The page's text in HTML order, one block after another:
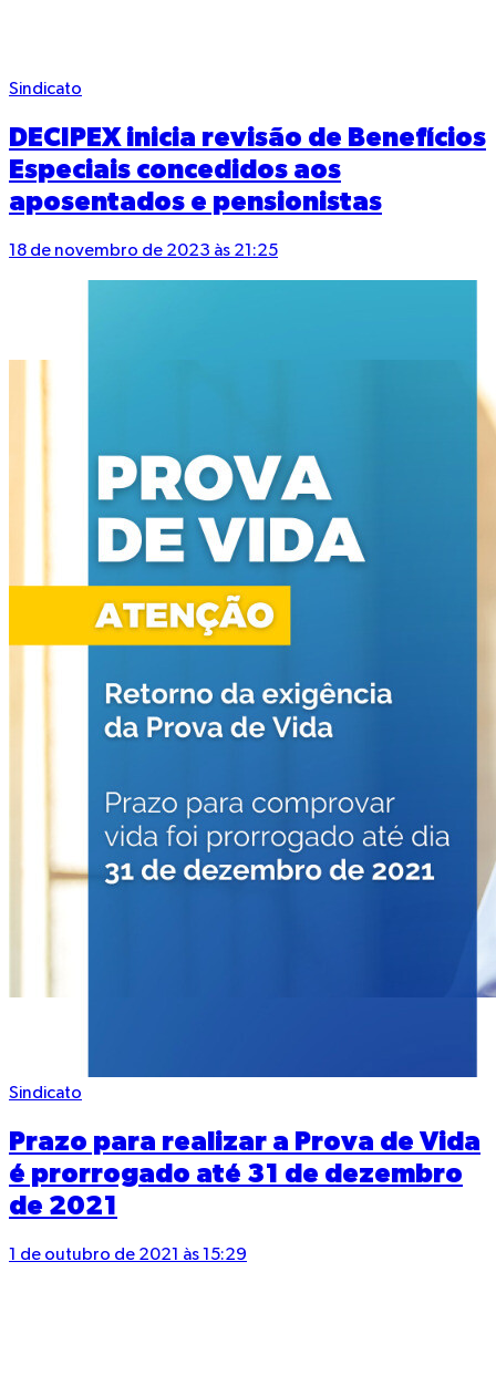
Sindicato
DECIPEX inicia revisão de Benefícios
Especiais concedidos aos
aposentados e pensionistas
18 de novembro de 2023 às 21:25
Sindicato
Prazo para realizar a Prova de Vida
é prorrogado até 31 de dezembro
de 2021
1 de outubro de 2021 às 15:29